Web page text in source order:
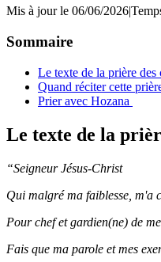
Mis à jour le 06/06/2026|
Sommaire
Le texte de la prière des
Quand réciter cette
Prier avec Hozana
Le texte de la
“Seigneur Jésus-Christ
Qui malgré ma faiblesse, m'a
Pour chef et gardien(ne) de
Fais que ma parole et mes